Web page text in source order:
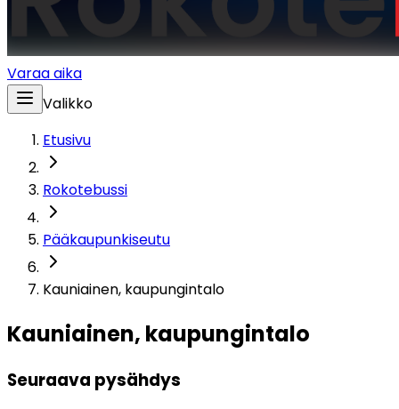
Varaa aika
Valikko
Etusivu
Rokotebussi
Pääkaupunkiseutu
Kauniainen, kaupungintalo
Kauniainen, kaupungintalo
Seuraava pysähdys